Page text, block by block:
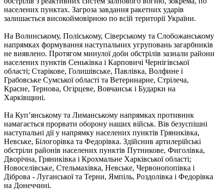
населених пунктах. Загроза завдання ракетних ударів
залишається високоймовірною по всій території України.
На Волинському, Поліському, Сіверському та Слобожанському
напрямках формування наступальних угруповань загарбників
не виявлено. Протягом минулої доби обстрілів зазнали райони
населених пунктів Сеньківка і Карповичі Чернігівської
області; Старікове, Голишівське, Павлівка, Волфине і
Грабовське Сумської області та Ветеринарне, Стрілеча,
Красне, Тернова, Огірцеве, Вовчанськ і Бударки на
Харківщині.
На Куп’янському та Лиманському напрямках противник
намагається прорвати оборону наших військ. Вів безуспішні
наступальні дії у напрямку населених пунктів Гряниківка,
Невське, Білогорівка та Федорівка. Здійснив артилерійські
обстріли районів населених пунктів Путникове, Фиголівка,
Дворічна, Гряниківка і Крохмальне Харківської області;
Новоселівське, Стельмахівка, Невське, Червонопопівка і
Діброва - Луганської та Терни, Ямпіль, Роздолівка і Федорівка
на Донеччині.